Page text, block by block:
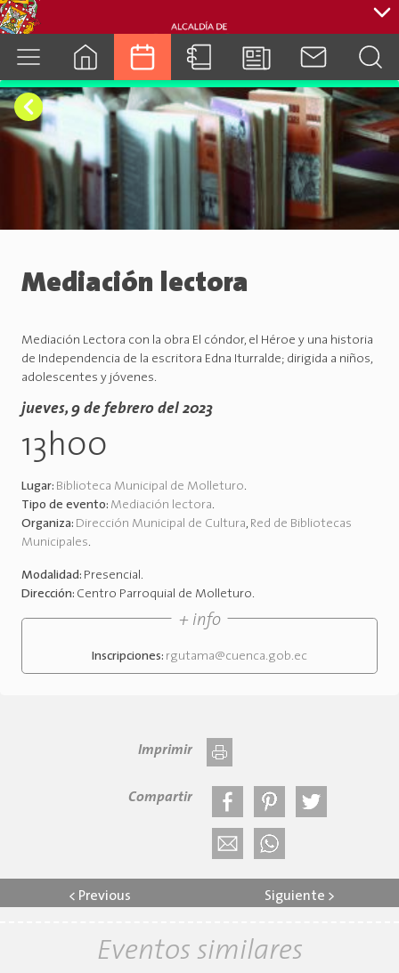
cuenca.gob.ec
Mediación lectora
Mediación Lectora con la obra El cóndor, el Héroe y una historia
de Independencia de la escritora Edna Iturralde; dirigida a niños,
adolescentes y jóvenes.
jueves, 9 de febrero del 2023
13h00
Lugar: Biblioteca Municipal de Molleturo.
Tipo de evento: Mediación lectora.
Organiza: Dirección Municipal de Cultura, Red de Bibliotecas
Municipales.
Modalidad: Presencial.
Dirección: Centro Parroquial de Molleturo.
+ info
Inscripciones: rgutama@cuenca.gob.ec
Imprimir
Compartir
< Previous Siguiente >
Eventos similares